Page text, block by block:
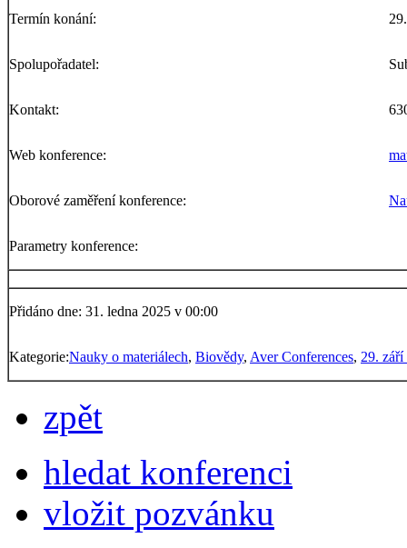
Termín konání:
Spolupořadatel:
Kontakt:
Web konference:
Oborové zaměření konference:
Parametry konference:
Přidáno dne: 31. ledna 2025 v 00:00
Kategorie:Nauky o materiálech, Biovědy, Aver Conferences, 29. září
zpět
hledat konferenci
vložit pozvánku